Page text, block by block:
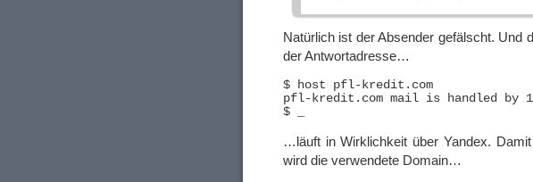
Natürlich ist der Absender gefälscht. Und
der Antwortadresse…
$ host pfl-kredit.com
pfl-kredit.com mail is handled by
…läuft in Wirklichkeit über Yandex.
wird die verwendete Domain…